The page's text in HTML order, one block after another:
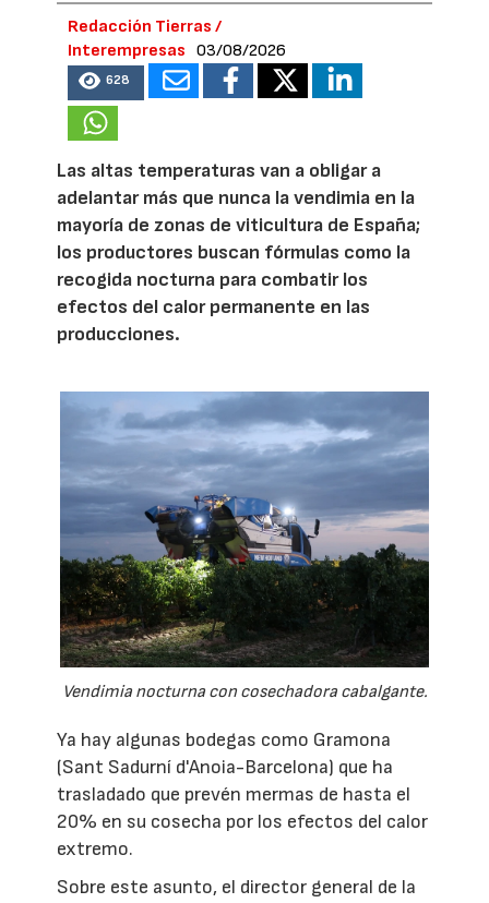
Redacción Tierras /
Interempresas
03/08/2026
628
Las altas temperaturas van a obligar a
adelantar más que nunca la vendimia en la
mayoría de zonas de viticultura de España;
los productores buscan fórmulas como la
recogida nocturna para combatir los
efectos del calor permanente en las
producciones.
Vendimia nocturna con cosechadora cabalgante.
Ya hay algunas bodegas como Gramona
(Sant Sadurní d'Anoia-Barcelona) que ha
trasladado que prevén mermas de hasta el
20% en su cosecha por los efectos del calor
extremo.
Sobre este asunto, el director general de la